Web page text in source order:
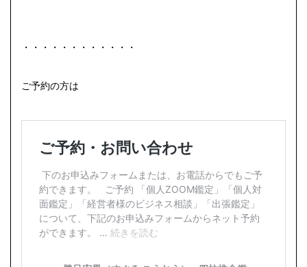
・・・・・・・・・・・・
ご予約の方は